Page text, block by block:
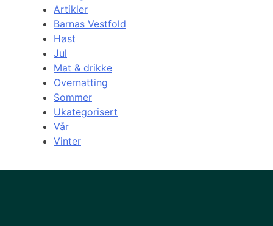
Artikler
Barnas Vestfold
Høst
Jul
Mat & drikke
Overnatting
Sommer
Ukategorisert
Vår
Vinter